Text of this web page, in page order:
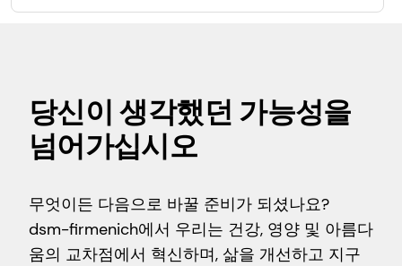
당신이 생각했던 가능성을
넘어가십시오
무엇이든 다음으로 바꿀 준비가 되셨나요?
dsm-firmenich에서 우리는 건강, 영양 및 아름다
움의 교차점에서 혁신하며, 삶을 개선하고 지구